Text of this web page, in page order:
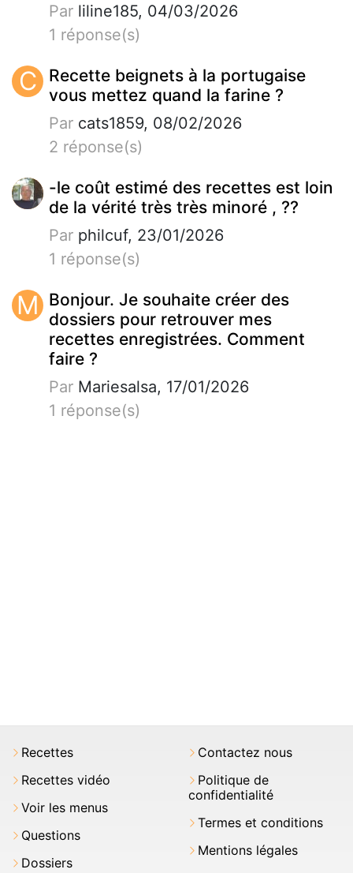
Par liline185, 04/03/2026
1 réponse(s)
C
Recette beignets à la portugaise
vous mettez quand la farine ?
Par cats1859, 08/02/2026
2 réponse(s)
-le coût estimé des recettes est loin
de la vérité très très minoré , ??
Par philcuf, 23/01/2026
1 réponse(s)
M Bonjour. Je souhaite créer des
dossiers pour retrouver mes
recettes enregistrées. Comment
faire ?
Par Mariesalsa, 17/01/2026
1 réponse(s)
Recettes
Recettes vidéo
Voir les menus
Questions
Dossiers
Contactez nous
Politique de
confidentialité
Termes et conditions
Mentions légales